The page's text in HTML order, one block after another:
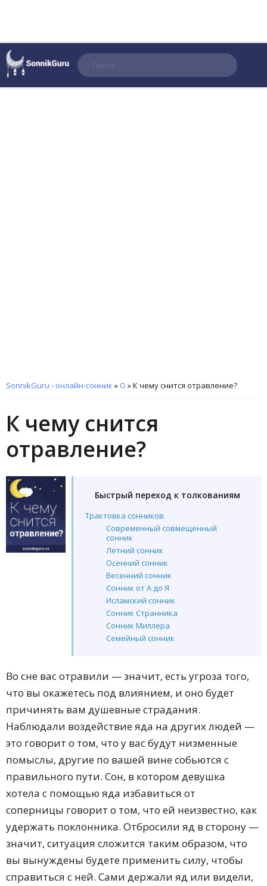
Поиск
SonnikGuru - онлайн-сонник » О »К чему снится отравление?
К чему снится
отравление?
Быстрый переход к толкованиям
Трактовка сонников
Современный совмещенный
сонник
Летний сонник
Осенний сонник
Весенний сонник
Сонник от А до Я
Исламский сонник
Сонник Странника
Сонник Миллера
Семейный сонник
Сонник Роммеля
Толкователь снов
Сонник Лонго
Эзотерический сонник
Французский сонник
Сонник Лоффа
Сонник по алфавиту
Астрологический сонник
Сонник С. Каратова
Во сне вас отравили — значит, есть угроза того,
что вы окажетесь под влиянием, и оно будет
причинять вам душевные страдания.
Наблюдали воздействие яда на других людей —
это говорит о том, что у вас будут низменные
помыслы, другие по вашей вине собьются с
правильного пути. Сон, в котором девушка
хотела с помощью яда избавиться от
соперницы говорит о том, что ей неизвестно, как
удержать поклонника. Отбросили яд в сторону —
значит, ситуация сложится таким образом, что
вы вынуждены будете применить силу, чтобы
справиться с ней. Сами держали яд или видели,